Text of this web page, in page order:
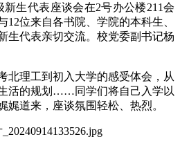
新生代表座谈会在2号办公楼211会
12位来自各书院、学院的本科生、
生代表亲切交流。校党委副书记杨
北理工到初入大学的感受体会，从
活的规划……同学们将自己入学以
娓道来，座谈氛围轻松、热烈。